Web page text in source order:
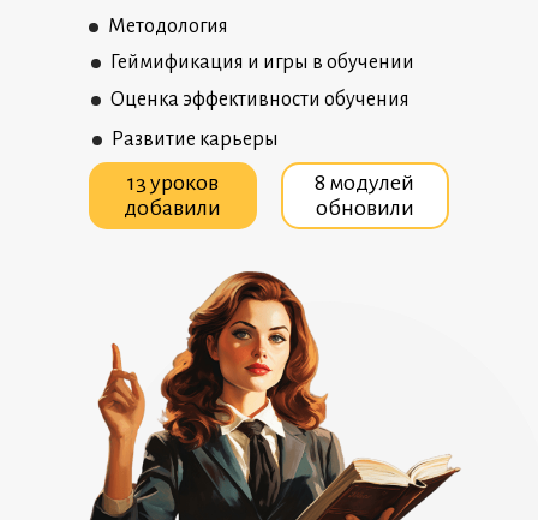
Методология
Геймификация и игры в обучении
Оценка эффективности обучения
Развитие карьеры
13 уроков
добавили
8 модулей
обновили
1 тест
6 уроков